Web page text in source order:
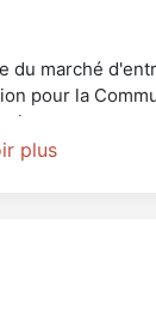
du marché
pour la
plus